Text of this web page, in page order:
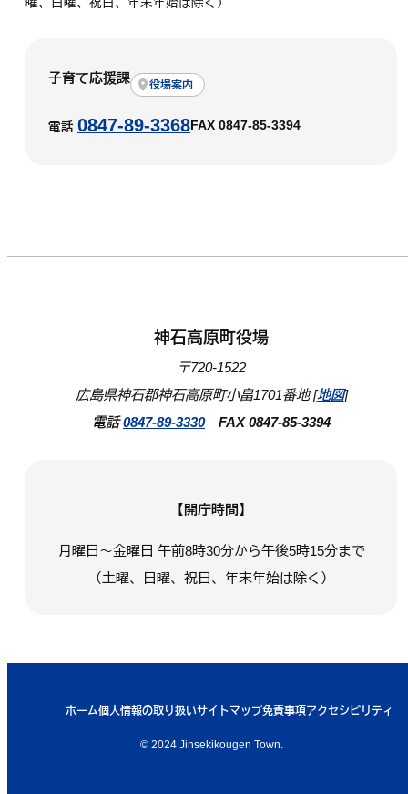
曜、日曜、祝日、年末年始は除く）
子育て応援課 役場案内
電話 0847-89-3368 FAX 0847-85-3394
神石高原町役場
〒720-1522
広島県神石郡神石高原町小畠1701番地 [地図]
電話0847-89-3330FAX 0847-85-3394
【開庁時間】
月曜日～金曜日 午前8時30分から午後5時15分まで
（土曜、日曜、祝日、年末年始は除く）
ホーム個人情報の取り扱いサイトマップ免責事項アクセシビリティ
© 2024 Jinsekikougen Town.